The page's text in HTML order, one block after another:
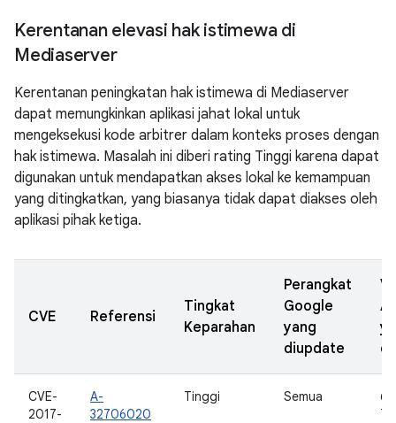
Kerentanan elevasi hak istimewa di
Mediaserver
Kerentanan peningkatan hak istimewa di Mediaserver
dapat memungkinkan aplikasi jahat lokal untuk
mengeksekusi kode arbitrer dalam konteks proses dengan
hak istimewa. Masalah ini diberi rating Tinggi karena dapat
digunakan untuk mendapatkan akses lokal ke kemampuan
yang ditingkatkan, yang biasanya tidak dapat diakses oleh
aplikasi pihak ketiga.
CVE Referensi
Tingkat
Keparahan
Perangkat
Google
yang
diupdate
CVE-
2017-
A-
32706020
Tinggi Semua